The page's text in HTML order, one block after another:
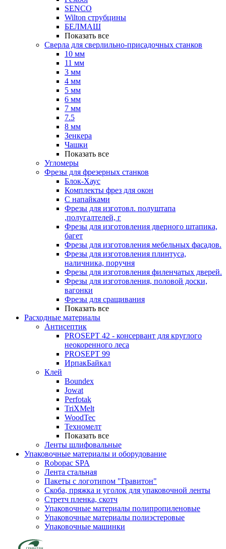
SENCO
Wilton струбцины
БЕЛМАШ
Показать все
Сверла для сверлильно-присадочных станков
10 мм
11 мм
3 мм
4 мм
5 мм
6 мм
7 мм
7.5
8 мм
Зенкера
Чашки
Показать все
Угломеры
Фрезы для фрезерных станков
Блок-Хаус
Комплекты фрез для окон
С напайками
Фрезы для изготовл. полуштапа
,полугалтелей, г
Фрезы для изготовления дверного штапика,
багет
Фрезы для изготовления мебельных фасадов.
Фрезы для изготовления плинтуса,
наличника, поручня
Фрезы для изготовления филенчатых дверей.
Фрезы для изготовления, половой доски,
вагонки
Фрезы для сращивания
Показать все
Расходные материалы
Антисептик
PROSEPT 42 - консервант для круглого
неокоренного леса
PROSEPT 99
ИрпакБайкал
Клей
Boundex
Jowat
Perfotak
TriXMelt
WoodTec
Техномелт
Показать все
Ленты шлифовальные
Упаковочные материалы и оборудование
Robopac SPA
Лента стальная
Пакеты с логотипом "Гравитон"
Скоба, пряжка и уголок для упаковочной ленты
Стретч пленка, скотч
Упаковочные материалы полипропиленовые
Упаковочные материалы полиэстеровые
Упаковочные машинки